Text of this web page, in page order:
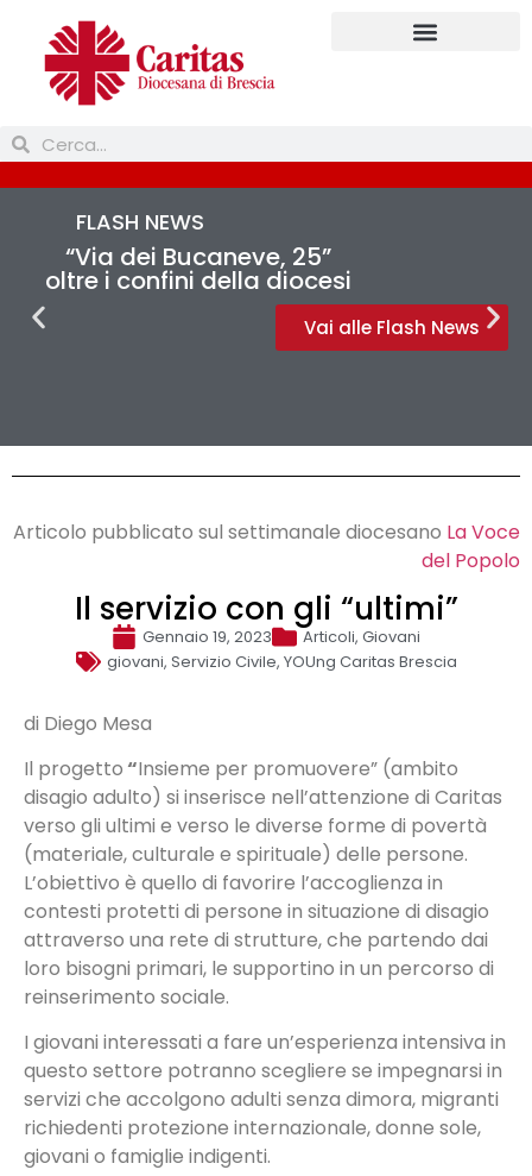
FLASH NEWS
“Via dei Bucaneve, 25”
oltre i confini della diocesi
Vai alle Flash News
Articolo pubblicato sul settimanale diocesano La Voce
del Popolo
Il servizio con gli “ultimi”
Gennaio 19, 2023 Articoli, Giovani
giovani, Servizio Civile, YOUng Caritas Brescia
di Diego Mesa
Il progetto “Insieme per promuovere” (ambito
disagio adulto) si inserisce nell’attenzione di Caritas
verso gli ultimi e verso le diverse forme di povertà
(materiale, culturale e spirituale) delle persone.
L’obiettivo è quello di favorire l’accoglienza in
contesti protetti di persone in situazione di disagio
attraverso una rete di strutture, che partendo dai
loro bisogni primari, le supportino in un percorso di
reinserimento sociale.
I giovani interessati a fare un’esperienza intensiva in
questo settore potranno scegliere se impegnarsi in
servizi che accolgono adulti senza dimora, migranti
richiedenti protezione internazionale, donne sole,
giovani o famiglie indigenti.